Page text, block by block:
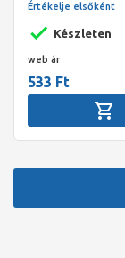
Készleten
Értékelje elsőként
web ár
533 Ft